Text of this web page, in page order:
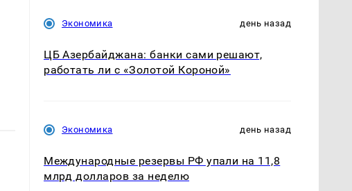
Экономика день назад
ЦБ Азербайджана: банки сами решают,
работать ли с «Золотой Короной»
Экономика день назад
Международные резервы РФ упали на 11,8
млрд долларов за неделю